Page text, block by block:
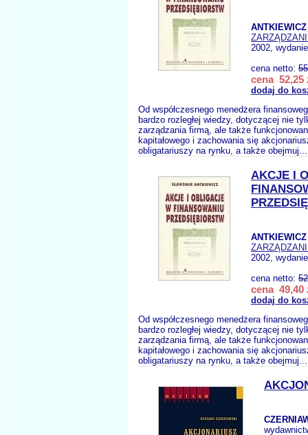
2002,
cena netto:
cena 52,25
dodaj do
Od współczesnego menedżera
bardzo rozległej wiedzy, dotyczącej nie
zarządzania firmą, ale także
kapitałowego i zachowania się
obligatariuszy na rynku, a także
AKCJE I
2002,
cena netto:
cena 49,40
dodaj do
Od współczesnego menedżera
bardzo rozległej wiedzy, dotyczącej nie
zarządzania firmą, ale także
kapitałowego i zachowania się
obligatariuszy na rynku, a także